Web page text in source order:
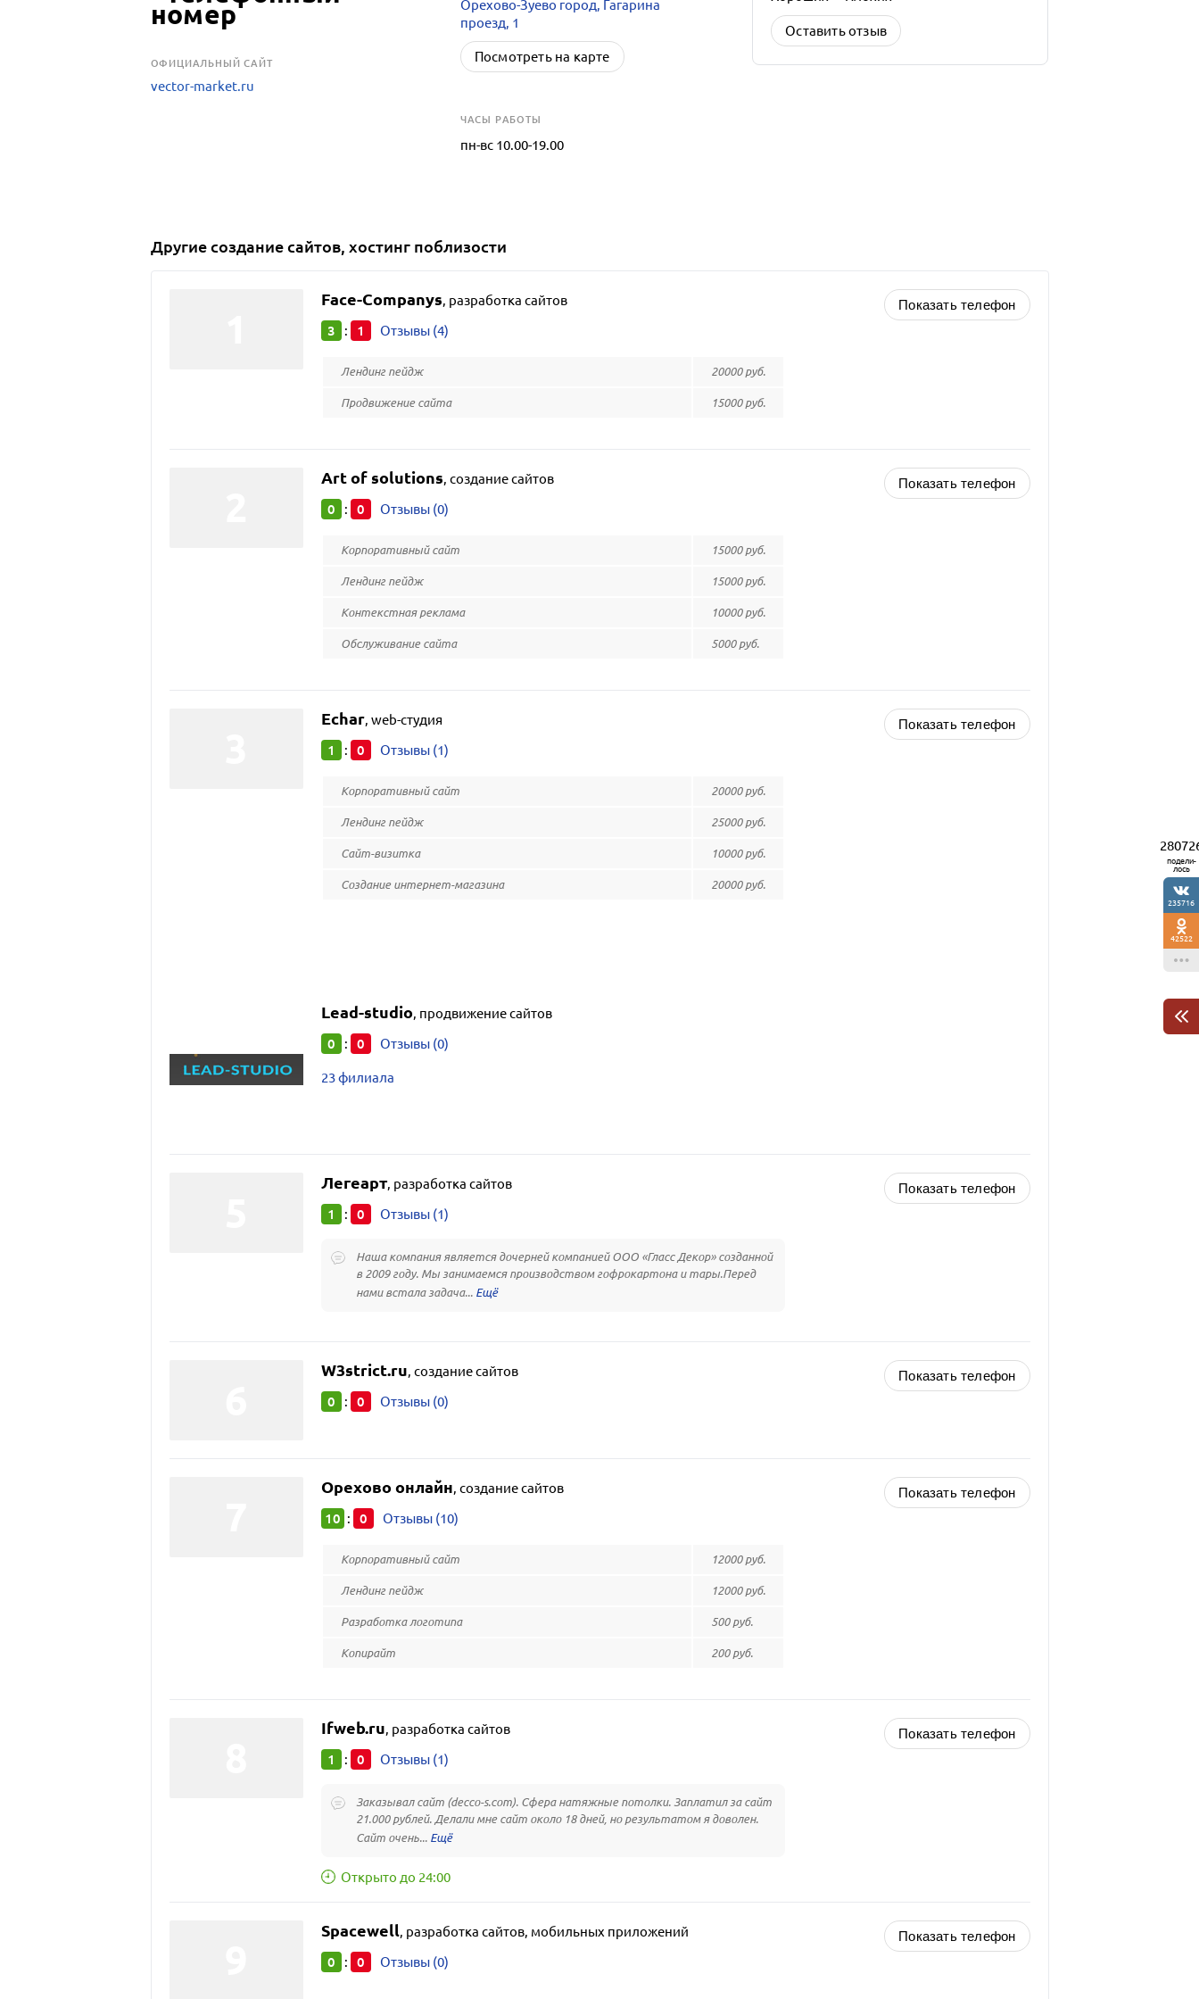
OФИЦИАЛЬНЫЙ САЙТ
vector-market.ru
Орехово-Зуево город, Гагарина
проезд, 1
Посмотреть на карте
ЧАСЫ РАБОТЫ
пн-вс 10.00-19.00
Оставить отзыв
Другиесоздание сайтов, хостингпоблизости
Face-Companys, разработка сайтов
3 : 1 Отзывы (4)
Лендинг пейдж 20000 руб.
Продвижение сайта 15000 руб.
Показать телефон
Art of solutions, создание сайтов
0 : 0 Отзывы (0)
Корпоративный сайт 15000 руб.
Лендинг пейдж 15000 руб.
Контекстная реклама 10000 руб.
Обслуживание сайта 5000 руб.
Показать телефон
Echar, web-студия
1 : 0 Отзывы (1)
Корпоративный сайт 20000 руб.
Лендинг пейдж 25000 руб.
Сайт-визитка 10000 руб.
Создание интернет-магазина 20000 руб.
Показать телефон
Lead-studio, продвижение сайтов
0 : 0 Отзывы (0)
23 филиала
Легеарт, разработка сайтов
1 : 0 Отзывы (1)
Наша компания является дочерней компанией ООО «Гласс Декор» созданной
в 2009 году. Мы занимаемся производством гофрокартона и тары.Перед
нами встала задача...
Показать телефон
W3strict.ru, создание сайтов
0 : 0 Отзывы (0)
Показать телефон
Орехово онлайн, создание сайтов
10 : 0 Отзывы (10)
Корпоративный сайт 12000 руб.
Лендинг пейдж 12000 руб.
Разработка логотипа 500 руб.
Копирайт 200 руб.
Показать телефон
Ifweb.ru, разработка сайтов
1 : 0 Отзывы (1)
Заказывал сайт (decco-s.com). Сфера натяжные потолки. Заплатил за сайт
21.000 рублей. Делали мне сайт около 18 дней, но результатом я доволен.
Сайт очень...
Открыто до 24:00
Показать телефон
Spacewell, разработка сайтов, мобильных приложений
0 : 0 Отзывы (0)
Показать телефон
подели-
лось
235716
42522